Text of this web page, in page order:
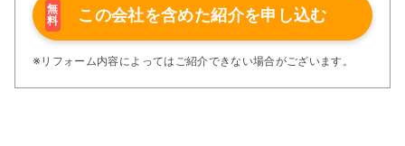
施工マニュアルや検査体制により高い施工品質を実現。
さらに、住友不動産のリフォームならではの充実の保証、
アフターサービス体制で工事後も安心です。
ぜひ、あなたの大切なお住まいの再生を私たちにお任せく
無
料
この会社を含めた紹介を申し込む
※リフォーム内容によってはご紹介できない場合がございます。